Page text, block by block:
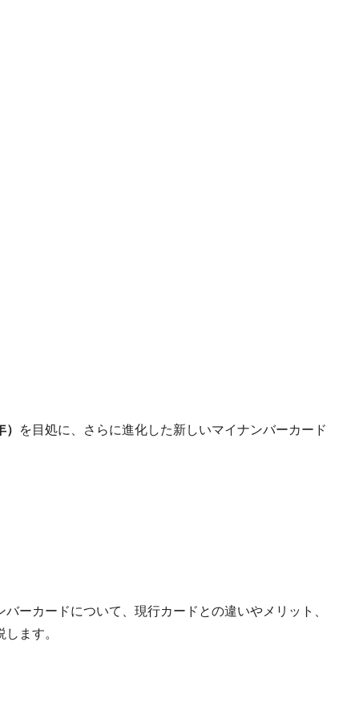
を目処に、さらに進化した新しいマイナンバーカード
ーカードについて、現行カードとの違いやメリット、
ます。